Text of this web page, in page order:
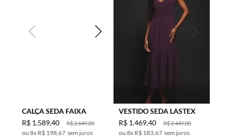
CALÇA SEDA FAIXA
R$2.649,00
R$ 1.589,40
8x R$ 198,67 sem juros
VESTIDO SEDA LASTEX
R$2.449,00
R$ 1.469,40
8x R$ 183,67 sem juros